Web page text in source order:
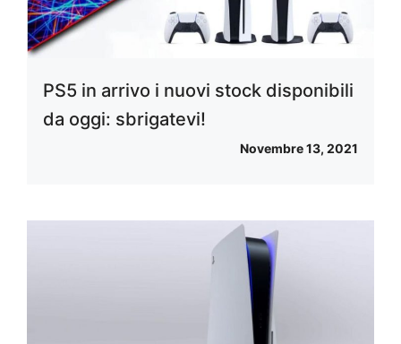
PS5 in arrivo i nuovi stock disponibili
da oggi: sbrigatevi!
Novembre 13, 2021